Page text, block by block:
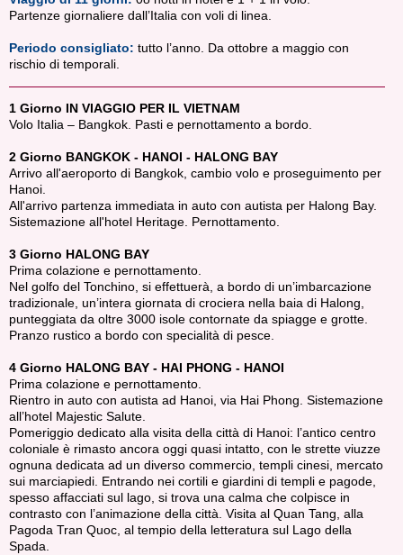
Partenze giornaliere dall’Italia con voli di linea.
Periodo consigliato: tutto l’anno. Da ottobre a maggio con
rischio di temporali.
1 Giorno IN VIAGGIO PER IL VIETNAM
Volo Italia – Bangkok. Pasti e pernottamento a bordo.
2 Giorno BANGKOK - HANOI - HALONG BAY
Arrivo all'aeroporto di Bangkok, cambio volo e proseguimento per
Hanoi.
All'arrivo partenza immediata in auto con autista per Halong Bay.
Sistemazione all'hotel Heritage. Pernottamento.
3 Giorno HALONG BAY
Prima colazione e pernottamento.
Nel golfo del Tonchino, si effettuerà, a bordo di un’imbarcazione
tradizionale, un’intera giornata di crociera nella baia di Halong,
punteggiata da oltre 3000 isole contornate da spiagge e grotte.
Pranzo rustico a bordo con specialità di pesce.
4 Giorno HALONG BAY - HAI PHONG - HANOI
Prima colazione e pernottamento.
Rientro in auto con autista ad Hanoi, via Hai Phong. Sistemazione
all’hotel Majestic Salute.
Pomeriggio dedicato alla visita della città di Hanoi: l’antico centro
coloniale è rimasto ancora oggi quasi intatto, con le strette viuzze
ognuna dedicata ad un diverso commercio, templi cinesi, mercato
sui marciapiedi. Entrando nei cortili e giardini di templi e pagode,
spesso affacciati sul lago, si trova una calma che colpisce in
contrasto con l’animazione della città. Visita al Quan Tang, alla
Pagoda Tran Quoc, al tempio della letteratura sul Lago della
Spada.